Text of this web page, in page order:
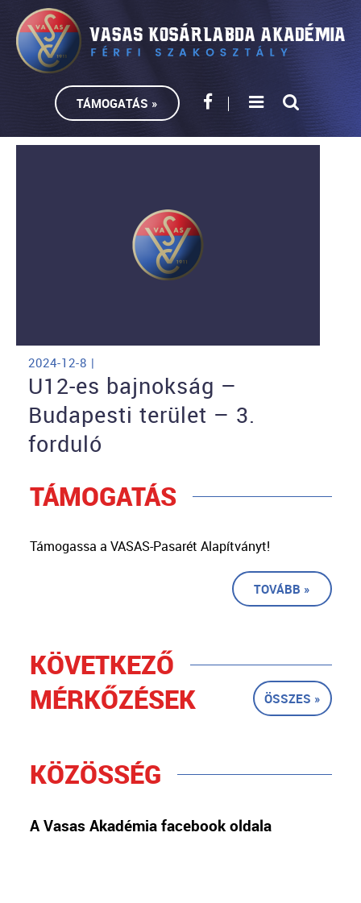
TÁMOGATÁS »
2024-12-8 |
U12-es bajnokság –
Budapesti terület – 3.
forduló
TÁMOGATÁS
Támogassa a VASAS-Pasarét Alapítványt!
TOVÁBB »
KÖVETKEZŐ
MÉRKŐZÉSEK
ÖSSZES »
KÖZÖSSÉG
A Vasas Akadémia facebook oldala